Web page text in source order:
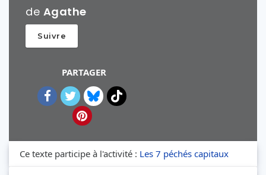
de Agathe
Suivre
PARTAGER
Ce texte participe à l'activité : Les 7 péchés capitaux